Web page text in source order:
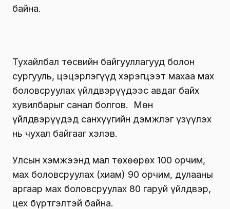
байна.
Тухайлбал төсвийн байгууллагууд болон
сургууль, цэцэрлэгүүд хэрэгцээт махаа мах
боловсруулах үйлдвэрүүдээс авдаг байх
хувилбарыг санал болгов. Мөн
үйлдвэрүүдэд санхүүгийн дэмжлэг үзүүлэх
нь чухал байгааг хэлэв.
Улсын хэмжээнд мал төхөөрөх 100 орчим,
мах боловсруулах (хиам) 90 орчим, дулааны
аргаар мах боловсруулах 80 гаруй үйлдвэр,
цех бүртгэлтэй байна.